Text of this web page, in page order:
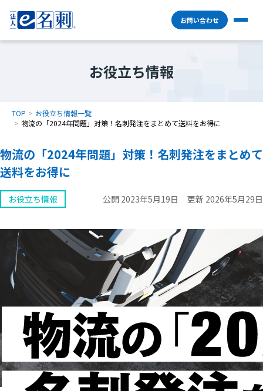
お問い合わせ
お役立ち情報
TOP
お役立ち情報一覧
物流の「2024年問題」対策！名刺発注をまとめて送料をお得に
物流の「2024年問題」対策！名刺発注をまとめて
送料をお得に
お役立ち情報 公開 2023年5月19日 更新 2026年5月29日